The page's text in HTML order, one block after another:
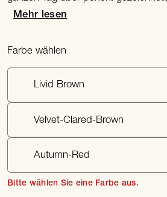
Mehr lesen
Farbe wählen
Livid Brown
Velvet-Clared-Brown
Autumn-Red
Bitte wählen Sie eine Farbe aus.